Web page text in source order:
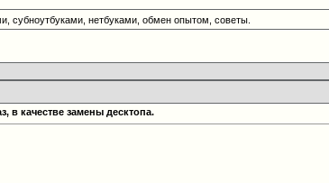
субноутбуками, нетбуками, обмен опытом, советы.
в качестве замены десктопа.